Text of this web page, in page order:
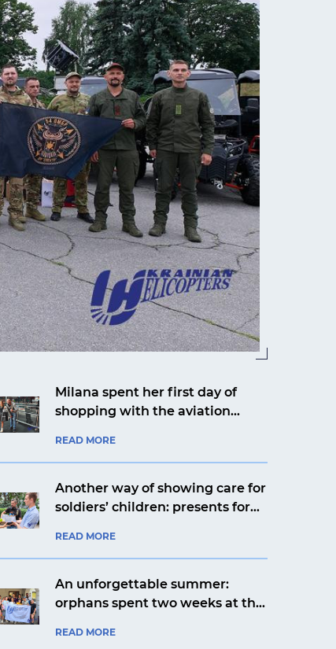
Milana spent her first day of
shopping with the aviation
READ MORE
Another way of showing care for
soldiers’ children: presents for
aviation company
READ MORE
An unforgettable summer:
orphans spent two weeks at the
READ MORE